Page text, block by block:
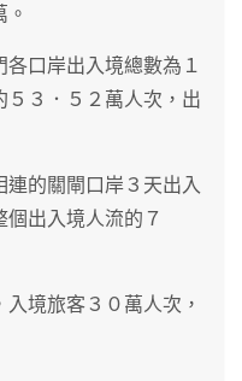
口岸出入境總數為１
５３．５２萬人次，出
的關閘口岸３天出入
出入境人流的７
境旅客３０萬人次，